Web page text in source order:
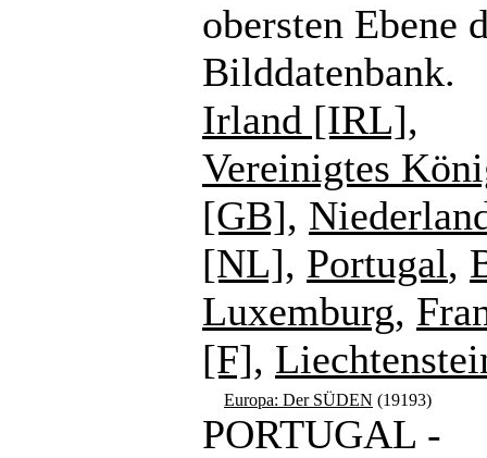
obersten Ebene
Bilddatenbank.
Irland [IRL],
Vereinigtes
[GB],
[NL], Portugal,
Luxemburg,
[F],
Europa: Der SÜDEN (19193)
PORTUGAL -